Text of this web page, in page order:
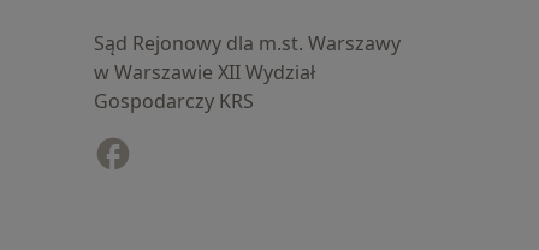
Sąd Rejonowy dla m.st. Warszawy
w Warszawie XII Wydział
Gospodarczy KRS